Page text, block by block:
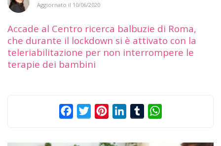
Aggiornato il 10/06/2020
Accade al Centro ricerca balbuzie di Roma,
che durante il lockdown si è attivato con la
teleriabilitazione per non interrompere le
terapie dei bambini
FacebookTwitterPinterestLinkedInTumblr